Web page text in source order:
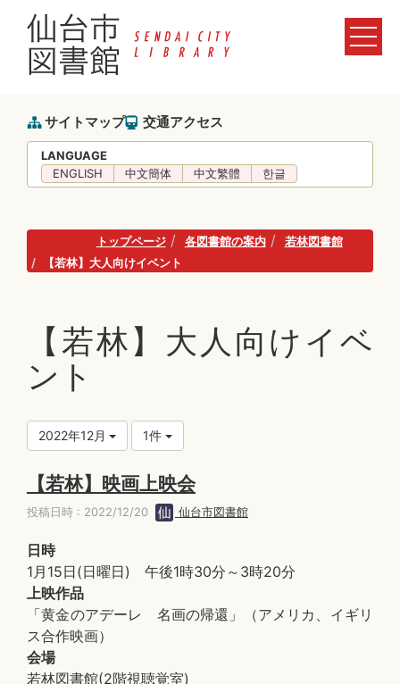
サイトマップ 交通アクセス
LANGUAGE
ENGLISH
中文簡体 中文繁體 한글
トップページ 各図書館の案内
若林図書館
【若林】大人向けイベント
【若林】大人向けイベ
ント
2022年12月 1件
【若林】映画上映会
投稿日時 : 2022/12/20 仙台市図書館
日時
1月15日(日曜日) 午後1時30分～3時20分
上映作品
「黄金のアデーレ 名画の帰還」（アメリカ、イギリ
ス合作映画）
会場
若林図書館(2階視聴覚室)